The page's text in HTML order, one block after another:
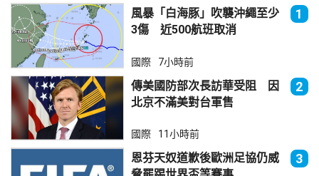
風暴「白海豚」吹襲沖繩至少
3傷 近500航班取消
1
國際 7小時前
傳美國防部次長訪華受阻 因
北京不滿美對台軍售
2
國際 11小時前
恩芬天奴道歉後歐洲足協仍威
3